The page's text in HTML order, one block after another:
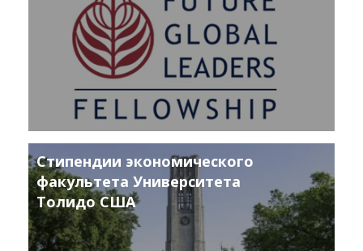
Стипендии экономического
факультета Университета
Толидо США